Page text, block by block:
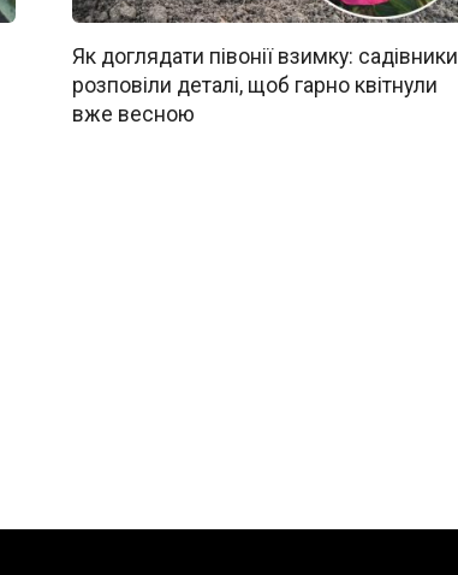
Як доглядати півонії взимку: садівники
розповіли деталі, щоб гарно квітнули
вже весною